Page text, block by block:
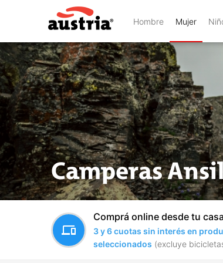
Hombre Mujer
Camperas
devices
Comprá online desde tu casa
3 y 6 cuotas sin interés en
seleccionados (excluye